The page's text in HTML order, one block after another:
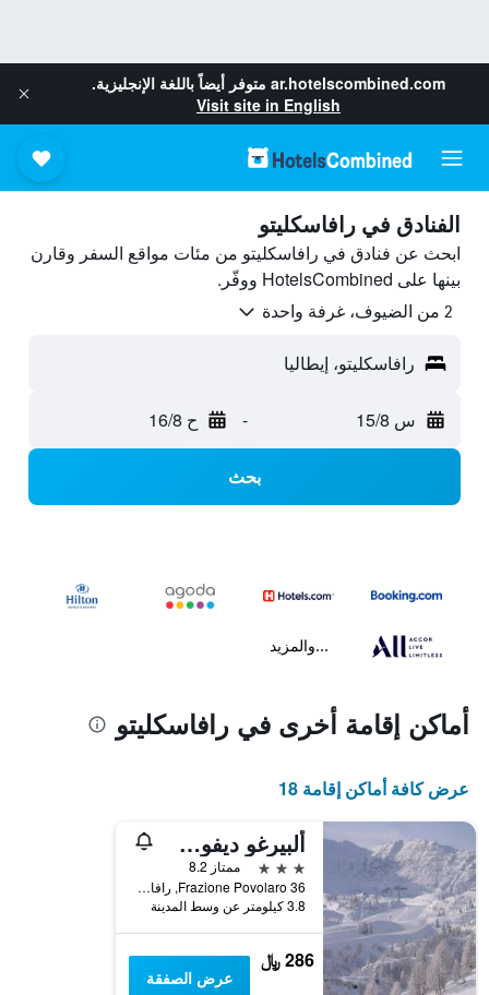
ar.hotelscombined.com متوفر أيضاً باللغة الإنجليزية.
Visit site in English
الفنادق في رافاسكليتو
ابحث عن فنادق في رافاسكليتو من مئات مواقع السفر وقارن
بينها على HotelsCombined ووفّر.
2 من الضيوف، غرفة واحدة
رافاسكليتو، إيطاليا
س 15/8 - ح 16/8
بحث
...والمزيد
أماكن إقامة أخرى في رافاسكليتو
عرض كافة أماكن إقامة 18
ألبيرغو ديفوسو كوميجليانز
3 نجوم
ممتاز 8.2
Frazione Povolaro 36, رافاسكليتو, مقاطعة أوديني, إيطاليا
3.8 كيلومتر عن وسط المدينة
286 ﷼
عرض الصفقة